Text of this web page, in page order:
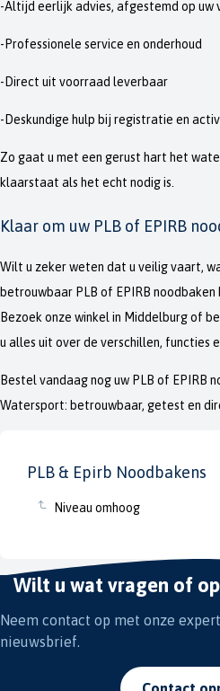
PLB & Epirb Noodbakens
Niveau omhoog
-Altijd eerlijk advies, afgestemd op uw
-Professionele service en onderhoud
-Direct uit voorraad leverbaar
-Deskundige hulp bij registratie en
Zo gaat u met een gerust hart het
klaarstaat als het echt nodig is.
Klaar om uw PLB of EPIRB
Wilt u zeker weten dat u veilig vaart,
betrouwbaar PLB of EPIRB noodbaken
Bezoek onze winkel in Middelburg of
u alles uit over de verschillen, functies
Bestel vandaag nog uw PLB of EPIRB
Watersport: betrouwbaar, getest en
Wilt u wat vragen of
Neem contact op met onze
nieuwsbrief.